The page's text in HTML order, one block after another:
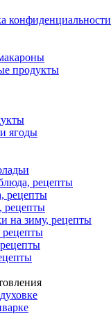
конфиденциальности
продукты
ягоды
рецепты
рецепты
рецепты
на зиму, рецепты
рецепты